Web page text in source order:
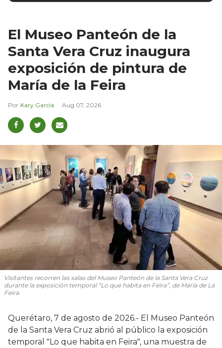
El Museo Panteón de la
Santa Vera Cruz inaugura
exposición de pintura de
María de la Feira
Kary García Aug 07, 2026
Visitantes recorren las salas del Museo Panteón de la Santa Vera Cruz
durante la exposición temporal “Lo que habita en Feira”, de María de La
Feira.
Querétaro, 7 de agosto de 2026.- El Museo Panteón
de la Santa Vera Cruz abrió al público la exposición
temporal "Lo que habita en Feira", una muestra de